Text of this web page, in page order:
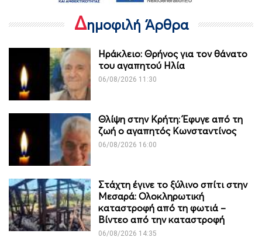
Δημοφιλή Άρθρα
Ηράκλειο: Θρήνος για τον θάνατο
του αγαπητού Ηλία
06/08/2026 11:30
Θλίψη στην Κρήτη: Έφυγε από τη
ζωή ο αγαπητός Κωνσταντίνος
06/08/2026 16:00
Στάχτη έγινε το ξύλινο σπίτι στην
Μεσαρά: Ολοκληρωτική
καταστροφή από τη φωτιά –
Βίντεο από την καταστροφή
06/08/2026 14:35